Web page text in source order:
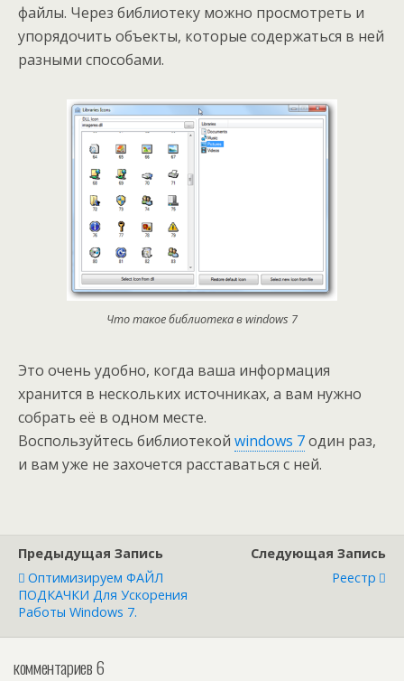
файлы. Через библиотеку можно просмотреть и
упорядочить объекты, которые содержаться в ней
разными способами.
Что такое библиотека в windows 7
Это очень удобно, когда ваша информация
хранится в нескольких источниках, а вам нужно
собрать её в одном месте.
Воспользуйтесь библиотекой windows 7один раз,
и вам уже не захочется расставаться с ней.
Предыдущая Запись
Оптимизируем ФАЙЛ
ПОДКАЧКИ Для Ускорения
Работы Windows 7.
Следующая Запись
Реестр
комментариев 6